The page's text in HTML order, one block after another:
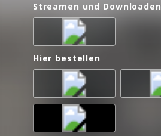
Streamen und Downloaden
Hier bestellen